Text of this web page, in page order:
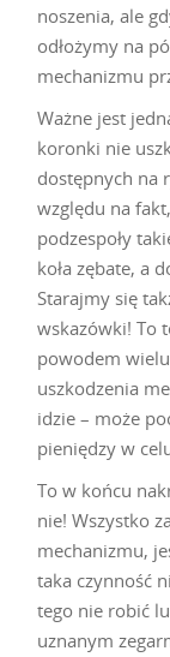
noszenia, ale
odłożymy na
mechanizmu
Ważne jest
koronki nie
dostępnych na
względu na
podzespoły
koła zębate, a
Starajmy się
wskazówki! To
powodem
uszkodzenia
idzie – może
pieniędzy w
To w końcu
nie! Wszystko
mechanizmu,
taka czynność
tego nie robić
uznanym